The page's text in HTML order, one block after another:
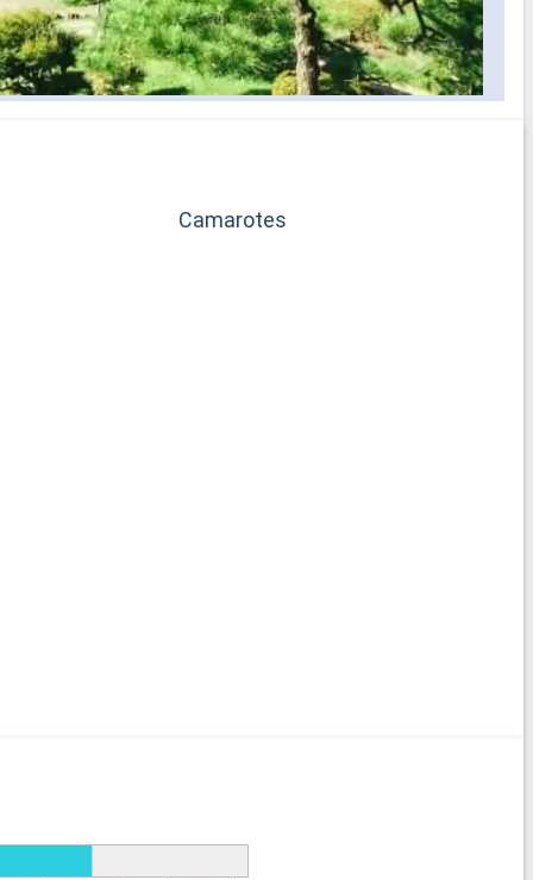
Camarotes